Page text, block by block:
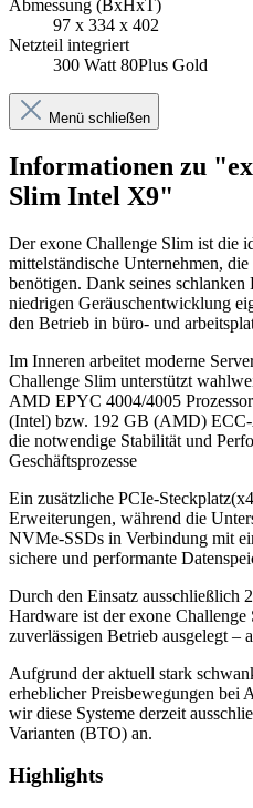
Abmessung (BxHxT)
97 x 334 x 402
Netzteil integriert
300 Watt 80Plus Gold
Menü schließen
Informationen zu
Slim Intel X9"
Der exone Challenge Slim ist die
mittelständische Unternehmen,
benötigen. Dank seines schlanken
niedrigen Geräuschentwicklung
den Betrieb in büro- und
Im Inneren arbeitet moderne
Challenge Slim unterstützt
AMD EPYC 4004/4005
(Intel) bzw. 192 GB (AMD)
die notwendige Stabilität und
Geschäftsprozesse
Ein zusätzliche PCIe-
Erweiterungen, während die
NVMe-SSDs in Verbindung mit
sichere und performante
Durch den Einsatz ausschließlich
Hardware ist der exone Challenge
zuverlässigen Betrieb ausgelegt –
Aufgrund der aktuell stark
erheblicher Preisbewegungen bei
wir diese Systeme derzeit
Varianten (BTO) an.
Highlights